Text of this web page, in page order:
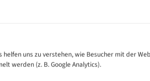
300
500
M (mm)
helfen uns zu verstehen, wie Besucher mit der
werden (z. B. Google Analytics).